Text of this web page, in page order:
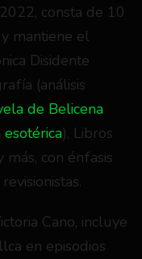
consta de 10
mantiene el
Disidente
(análisis
de Belicena
), Libros
más, con énfasis
Cano, incluye
en episodios